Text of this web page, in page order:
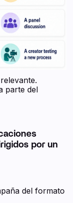
parte del
por un
del formato